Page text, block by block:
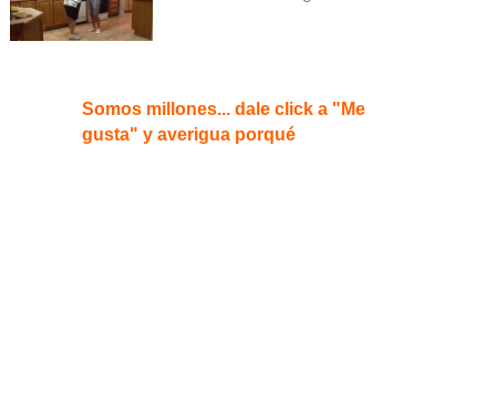
Somos millones... dale click a "Me
gusta" y averigua porqué